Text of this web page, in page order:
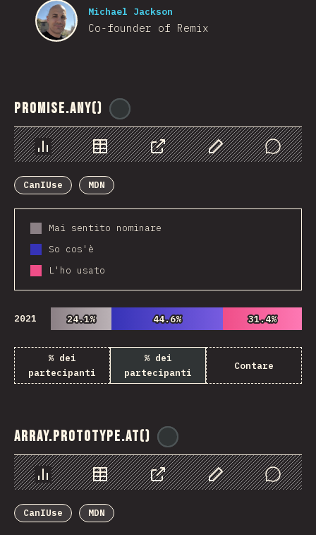
Michael Jackson
Co-founder of Remix
Promise.any()
Grafico Dati CondividerePersonalizza i dati
Comments
CanIUse
MDN
Mai sentito nominare
So cos'è
L'ho usato
2021 24.1%
24.1% 44.6%
44.6% 31.4%
31.4%
% dei
partecipanti
% dei
partecipanti
Contare
Array.prototype.at()
Grafico Dati CondividerePersonalizza i dati
Comments
CanIUse
MDN